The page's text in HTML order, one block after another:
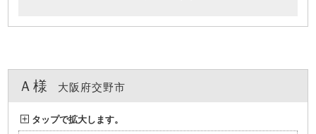
Ａ様 大阪府交野市